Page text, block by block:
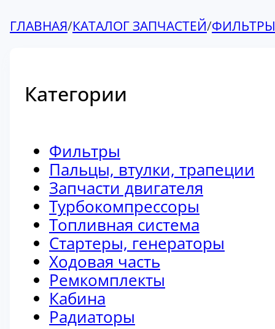
ГЛАВНАЯ/КАТАЛОГ ЗАПЧАСТЕЙ/ФИЛЬТРЫ
Категории
Фильтры
Пальцы, втулки, трапеции
Запчасти двигателя
Турбокомпрессоры
Топливная система
Стартеры, генераторы
Ходовая часть
Ремкомплекты
Кабина
Радиаторы